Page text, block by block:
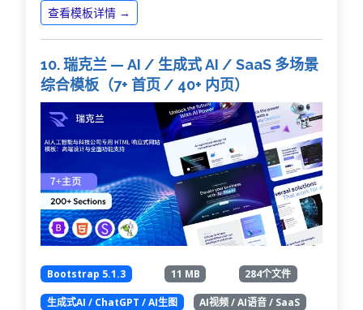
查看模板详情 →
10. 瑞克兰 — AI / 生成式 AI / SaaS 多场景
综合模板（7+ 首页 / 40+ 内页）
Bootstrap 5.1.3 11 MB 284个文件
生成式AI / ChatGPT / AI生图 AI视频 / AI语音 / SaaS